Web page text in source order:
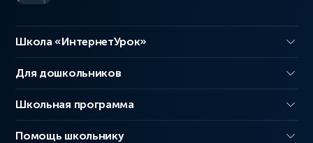
Школа «ИнтернетУрок»
Для дошкольников
Школьная программа
Помощь школьнику